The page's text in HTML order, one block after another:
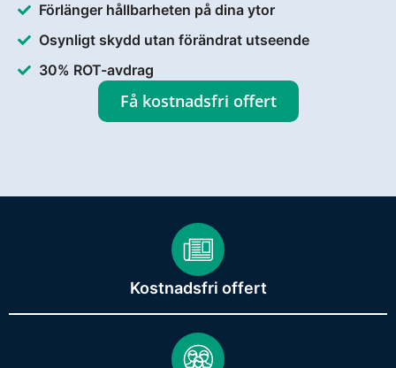
Förlänger hållbarheten på dina ytor
Osynligt skydd utan förändrat utseende
30% ROT-avdrag
Få kostnadsfri offert
Kostnadsfri offert